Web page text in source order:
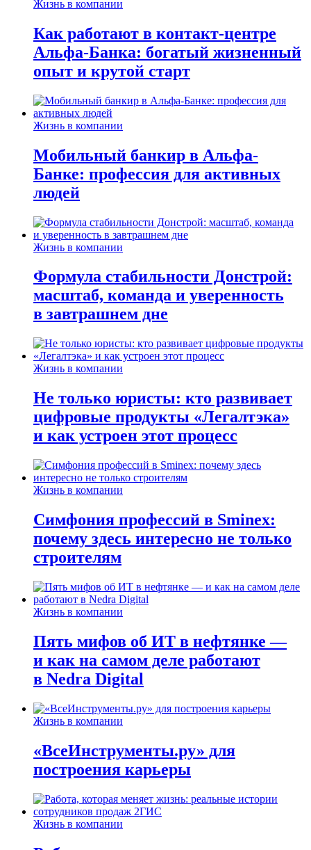
Жизнь в компании
Как работают в контакт-центре
Альфа-Банка: богатый жизненный
опыт и крутой старт
Жизнь в компании
Мобильный банкир в Альфа-
Банке: профессия для активных
людей
Жизнь в компании
Формула стабильности Донстрой:
масштаб, команда и уверенность
в завтрашнем дне
Жизнь в компании
Не только юристы: кто развивает
цифровые продукты «Легалтэка»
и как устроен этот процесс
Жизнь в компании
Симфония профессий в Sminex:
почему здесь интересно не только
строителям
Жизнь в компании
Пять мифов об ИТ в нефтянке —
и как на самом деле работают
в Nedra Digital
Жизнь в компании
«ВсеИнструменты.ру» для
построения карьеры
Жизнь в компании